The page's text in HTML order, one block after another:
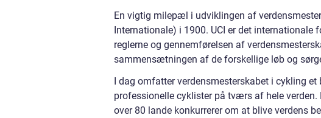
En vigtig milepæl i udviklingen af
Internationale) i 1900. UCI er det
reglerne og gennemførelsen af
sammensætningen af de forskellige løb og
I dag omfatter verdensmesterskabet i cykling
professionelle cyklister på tværs af hele
over 80 lande konkurrerer om at blive verdens